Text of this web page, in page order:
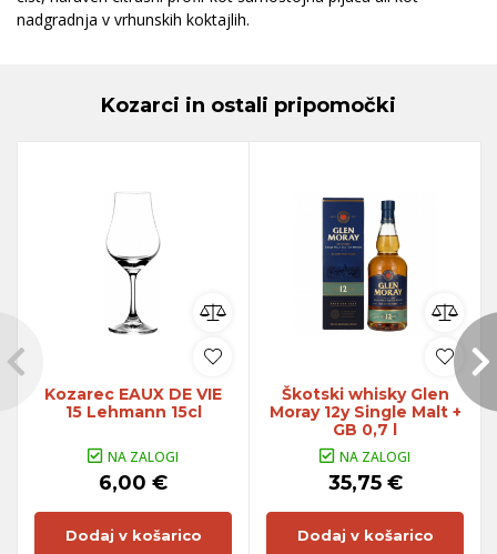
nadgradnja v vrhunskih koktajlih.
Kozarci in ostali pripomočki
Kozarec EAUX DE VIE
15 Lehmann 15cl
NA ZALOGI
6,00 €
Dodaj v košarico
Škotski whisky Glen
Moray 12y Single Malt +
GB 0,7 l
NA ZALOGI
35,75 €
Dodaj v košarico